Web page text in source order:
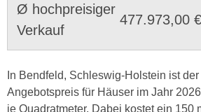
Ø hochpreisiger
Verkauf
477.973,00 €
In Bendfeld, Schleswig-Holstein ist
Angebotspreis für Häuser im Jahr
je Quadratmeter. Dabei kostet ein 150